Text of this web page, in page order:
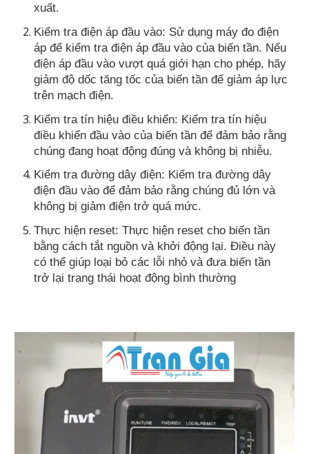
xuất.
Kiểm tra điện áp đầu vào: Sử dụng máy đo điện
áp để kiểm tra điện áp đầu vào của biến tần. Nếu
điện áp đầu vào vượt quá giới hạn cho phép, hãy
giảm độ dốc tăng tốc của biến tần để giảm áp lực
trên mạch điện.
Kiểm tra tín hiệu điều khiển: Kiểm tra tín hiệu
điều khiển đầu vào của biến tần để đảm bảo rằng
chúng đang hoạt động đúng và không bị nhiễu.
Kiểm tra đường dây điện: Kiểm tra đường dây
điện đầu vào để đảm bảo rằng chúng đủ lớn và
không bị giảm điện trở quá mức.
Thực hiện reset: Thực hiện reset cho biến tần
bằng cách tắt nguồn và khởi động lại. Điều này
có thể giúp loại bỏ các lỗi nhỏ và đưa biến tần
trở lại trạng thái hoạt động bình thường